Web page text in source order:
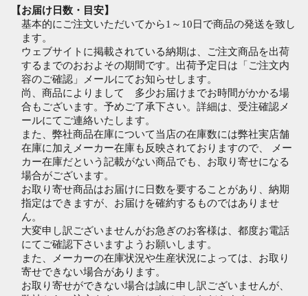
【お届け日数・目安】
基本的にご注文いただいてから1～10日で商品の発送を致し
ます。
ウェブサイトに掲載されている納期は、ご注文商品を出荷
するまでのおおよその期間です。出荷予定日は「ご注文内
容のご確認」メールにてお知らせします。
尚、商品によりまして 多少お届けまでお時間がかかる場
合もございます。予めご了承下さい。詳細は、受注確認メ
ールにてご連絡いたします。
また、弊社商品在庫について当店の在庫数には弊社実店舗
在庫に加えメーカー在庫も反映されておりますので、 メー
カー在庫だという記載がない商品でも、お取り寄せになる
場合がございます。
お取り寄せ商品はお届けに日数を要することがあり、納期
指定はできますが、お届けを確約するものではありませ
ん。
大変申し訳ございませんがお急ぎのお客様は、都度お電話
にてご確認下さいますようお願いします。
また、メーカーの在庫状況や生産状況によっては、お取り
寄せできない場合があります。
お取り寄せができない場合は誠に申し訳ございませんが、